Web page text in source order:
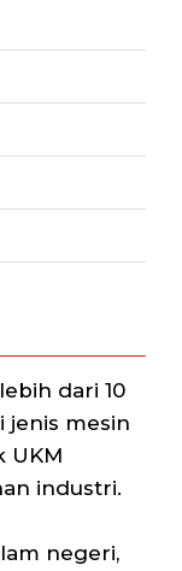
dari 10
jenis mesin
UKM
industri.
negeri,